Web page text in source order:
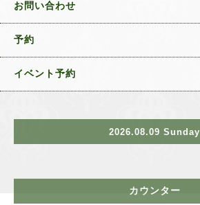
お問い合わせ
予約
イベント予約
2026.08.09 Sunday
カウンター